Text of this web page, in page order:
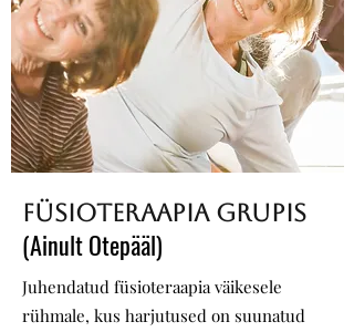
FÜSIOTERAAPIA GRUPIS
(Ainult Otepääl)
Juhendatud füsioteraapia väikesele
rühmale, kus harjutused on suunatud